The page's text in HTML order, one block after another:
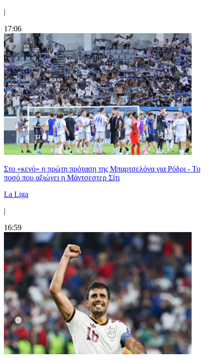
|
17:06
Στο «κενό» η πρώτη πρόταση της Μπαρτσελόνα για Ρόδρι - Το
ποσό που αξιώνει η Μάντσεστερ Σίτι
La Liga
|
16:59